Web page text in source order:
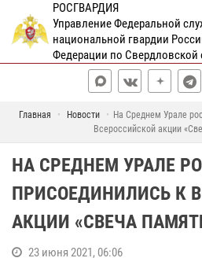
РОСГВАРДИЯ
Управление Федеральной
национальной гвардии
Федерации по Свердловской
Главная Новости
На Среднем Урале
Всероссийской акции
НА СРЕДНЕМ УРАЛЕ
ПРИСОЕДИНИЛИСЬ К
АКЦИИ «СВЕЧА
23 июня 2021, 06:06